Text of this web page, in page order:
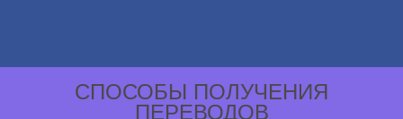
СПОСОБЫ ПОЛУЧЕНИЯ
ПЕРЕВОДОВ